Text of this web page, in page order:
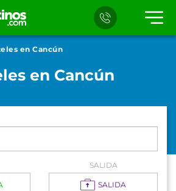
en Cancún
en Cancún
SALIDA
SALIDA